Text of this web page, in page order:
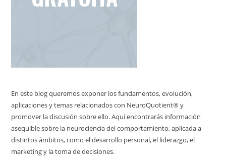
En este blog queremos exponer los fundamentos, evolución,
aplicaciones y temas relacionados con NeuroQuotient® y
promover la discusión sobre ello. Aquí encontrarás información
asequible sobre la neurociencia del comportamiento, aplicada a
distintos àmbitos, como el desarrollo personal, el liderazgo, el
marketing y la toma de decisiones.